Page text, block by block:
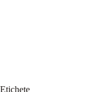
Etichete